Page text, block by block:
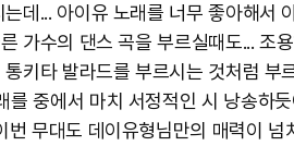
데... 아이유 노래를 너무 좋아해서
가수의 댄스 곡을 부르실때도... 조
키타 발라드를 부르시는 것처럼 부
를 중에서 마치 서정적인 시 낭송하
번 무대도 데이유형님만의 매력이 넘